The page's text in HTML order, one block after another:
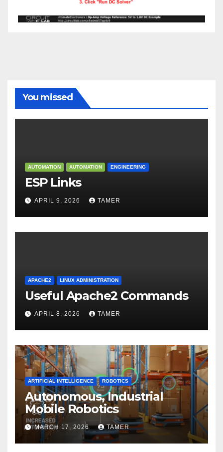
You missed
AUTOMATION AUTOMATION ENGINEERING
ESP Links
APRIL 9, 2026 TAMER
APACHE2 LINUX ADMINISTRATION
Useful Apache2 Commands
APRIL 8, 2026 TAMER
ARTIFICIAL INTELLIGENCE ROBOTICS
Autonomous, Industrial
Mobile Robotics
MARCH 17, 2026 TAMER